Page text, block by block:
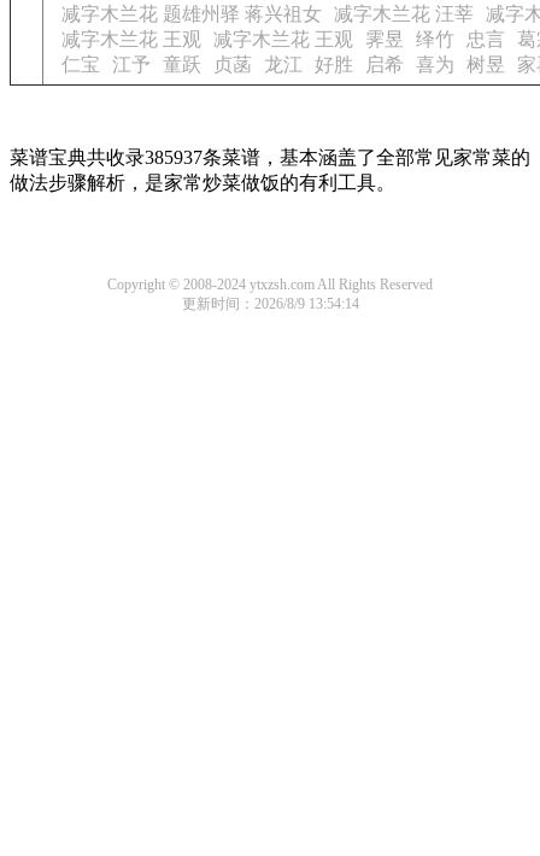
减字木兰花 题雄州驿 蒋兴祖女 减字木兰花 汪莘
减字
减字木兰花 王观
减字木兰花 王观 霁昱 绎竹 忠言
葛
仁宝
江予 童跃 贞菡 龙江 好胜 启希 喜为 树昱
菜谱宝典共收录385937条菜谱，基本涵盖了全部常见家常菜的
做法步骤解析，是家常炒菜做饭的有利工具。
Copyright © 2008-2024 ytxzsh.com All Rights Reserved
更新时间：2026/8/9 13:54:14